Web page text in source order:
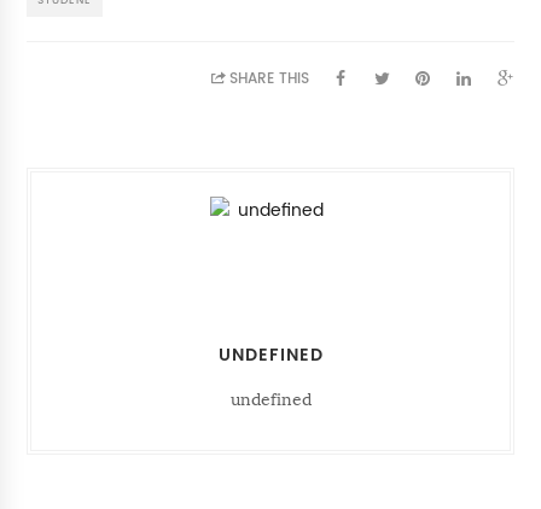
SHARE THIS
UNDEFINED
undefined